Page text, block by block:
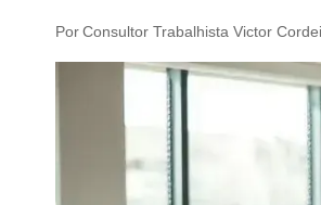
Por Consultor Trabalhista Victor